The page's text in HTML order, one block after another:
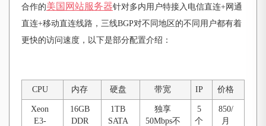
合作的美国网站服务器针对多内用户特接入电信直连+网通
直连+移动直连线路，三线BGP对不同地区的不同用户都有着
更快的访问速度，以下是部分配置介绍：
CPU 内存 硬盘 带宽 IP 价格
Xeon
E3-
16GB
DDR
1TB
SATA
独享
50Mbps不
5
个
850/
月